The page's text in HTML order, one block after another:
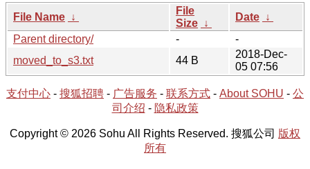
File Name ↓
File
Size ↓
Date ↓
Parent directory/
-
-
moved_to_s3.txt
44 B
2018-Dec-
05 07:56
支付中心 - 搜狐招聘 - 广告服务 - 联系方式 - About SOHU - 公
司介绍 - 隐私政策
Copyright © 2026 Sohu All Rights Reserved. 搜狐公司 版权
所有